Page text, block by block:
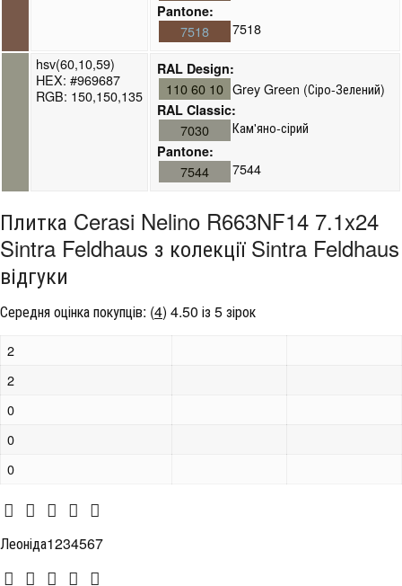
Pantone:
7518
7518
hsv(60,10,59)
HEX: #969687
RGB: 150,150,135
RAL Design:
110 60 10 Grey Green (Сіро-Зелений)
RAL Classic:
7030 Кам'яно-сірий
Pantone:
7544 7544
Плитка Cerasi Nelino R663NF14 7.1x24
Sintra Feldhaus з колекції Sintra Feldhaus
відгуки
Середня оцінка покупців: (4) 4.50 із 5 зірок
2
2
0
0
0
Леоніда1234567